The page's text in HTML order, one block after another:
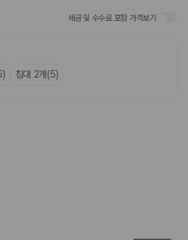
의 일정과 예산에 맞는 차량을 선택할 수 있
, 소형, 준중형, 중형, SUV, 승합차 등 여행
세금 및 수수료 포함 가격보기
침대 2개(5)